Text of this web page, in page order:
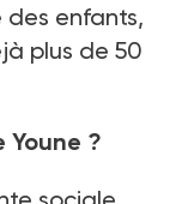
enfants,
plus de 50
Youne ?